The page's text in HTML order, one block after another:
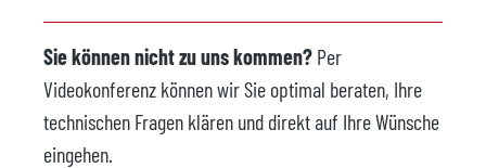
Sie können nicht zu uns kommen? Per
Videokonferenz können wir Sie optimal beraten, Ihre
technischen Fragen klären und direkt auf Ihre Wünsche
eingehen.